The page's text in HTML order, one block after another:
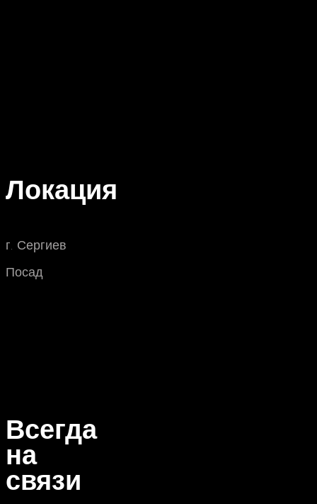
Локация
г. Сергиев
Посад
Всегда
на
связи